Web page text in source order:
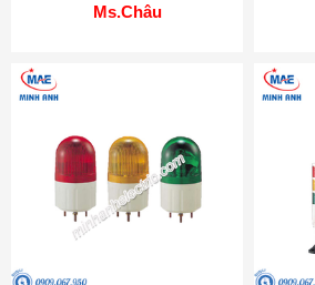
Ms.Châu